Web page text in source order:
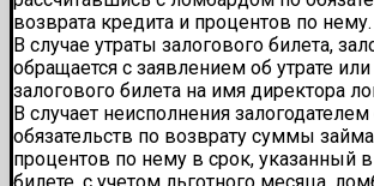
возврата кредита и процентов по нему.
В случае утраты залогового билета,
обращается с заявлением об утрате
залогового билета на имя директора
В случает неисполнения
обязательств по возврату суммы
процентов по нему в срок, указанный